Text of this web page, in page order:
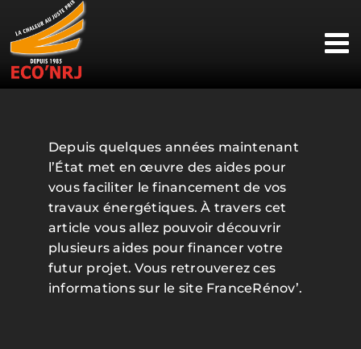
contenu
Depuis quelques années maintenant
l’État met en œuvre des aides pour
vous faciliter le financement de vos
travaux énergétiques. À travers cet
article vous allez pouvoir découvrir
plusieurs aides pour financer votre
futur projet. Vous retrouverez ces
informations sur le site FranceRénov’.